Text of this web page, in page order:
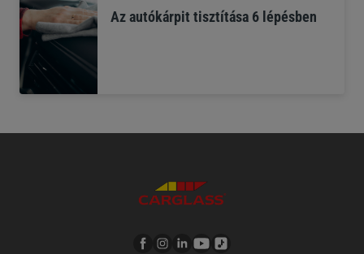
Az autókárpit tisztítása 6 lépésben